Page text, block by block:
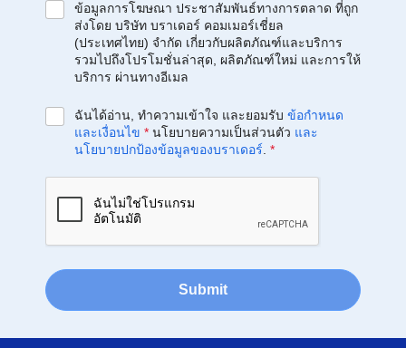
ข้อมูลการโฆษณา ประชาสัมพันธ์ทางการตลาด ที่ถูก
ส่งโดย บริษัท บราเดอร์ คอมเมอร์เชี่ยล
(ประเทศไทย) จำกัด เกี่ยวกับผลิตภัณฑ์และบริการ
รวมไปถึงโปรโมชั่นล่าสุด, ผลิตภัณฑ์ใหม่ และการให้
บริการ ผ่านทางอีเมล
ฉันได้อ่าน, ทำความเข้าใจ และยอมรับ ข้อกำหนด
และเงื่อนไข * นโยบายความเป็นส่วนตัว และ
นโยบายปกป้องข้อมูลของบราเดอร์ *
Submit